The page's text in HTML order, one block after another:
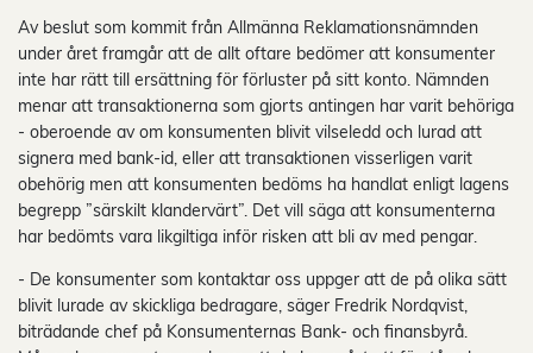
Av beslut som kommit från Allmänna Reklamationsnämnden
under året framgår att de allt oftare bedömer att konsumenter
inte har rätt till ersättning för förluster på sitt konto. Nämnden
menar att transaktionerna som gjorts antingen har varit behöriga
- oberoende av om konsumenten blivit vilseledd och lurad att
signera med bank-id, eller att transaktionen visserligen varit
obehörig men att konsumenten bedöms ha handlat enligt lagens
begrepp ”särskilt klandervärt”. Det vill säga att konsumenterna
har bedömts vara likgiltiga inför risken att bli av med pengar.
- De konsumenter som kontaktar oss uppger att de på olika sätt
blivit lurade av skickliga bedragare, säger Fredrik Nordqvist,
biträdande chef på Konsumenternas Bank- och finansbyrå.